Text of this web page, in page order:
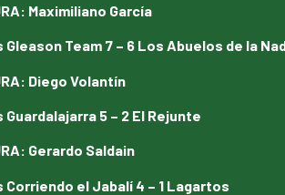
: Maximiliano García
Gleason Team 7 – 6 Los Abuelos de la
: Diego Volantín
Guardalajarra 5 – 2 El Rejunte
: Gerardo Saldain
Corriendo el Jabalí 4 – 1 Lagartos